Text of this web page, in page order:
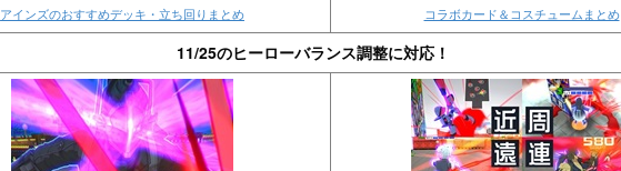
アインズのおすすめデッキ・立ち回りまとめ コラボカード＆コスチュームまとめ
11/25のヒーローバランス調整に対応！